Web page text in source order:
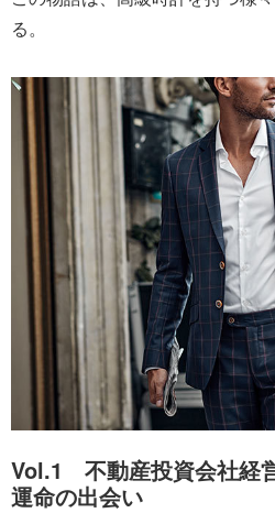
る。
Vol.1 不動産投資会社経
運命の出会い